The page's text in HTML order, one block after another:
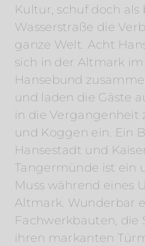
Kultur, schuf doch
Wasserstraße die
ganze Welt. Acht
sich in der Altmark
Hansebund
und laden die Gäste
in die Vergangenheit
und Koggen ein. Ein
Hansestadt und
Tangermünde ist ein
Muss während eines
Altmark. Wunderbar
Fachwerkbauten,
ihren markanten